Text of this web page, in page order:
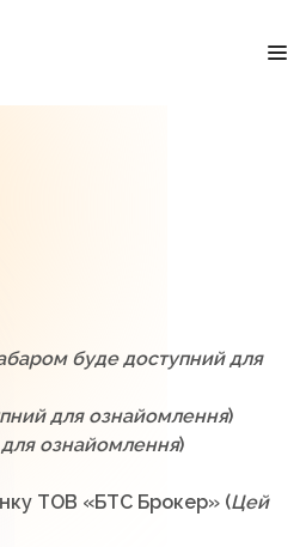
буде доступний для
для ознайомлення)
ознайомлення)
ТОВ «БТС Брокер» (Цей